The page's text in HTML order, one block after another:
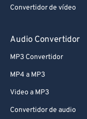
Convertidor de vídeo
Audio Convertidor
MP3 Convertidor
MP4 a MP3
Video a MP3
Convertidor de audio